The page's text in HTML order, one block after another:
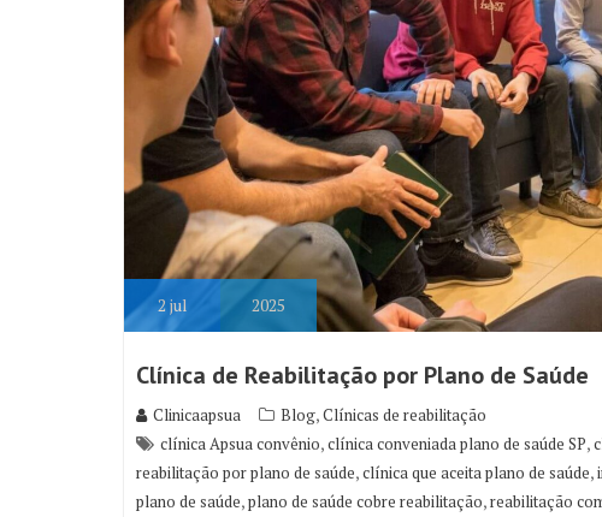
2jul 2025
Clínica de Reabilitação por Plano de Saúde
Clinicaapsua Blog,Clínicas de reabilitação
clínica Apsua convênio,clínica conveniada plano de saúde SP,
reabilitação por plano de saúde,clínica que aceita plano de saúde,
plano de saúde,plano de saúde cobre reabilitação,reabilitação